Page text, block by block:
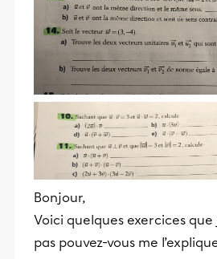
Bonjour,
Voici quelques exercices
pas pouvez-vous me